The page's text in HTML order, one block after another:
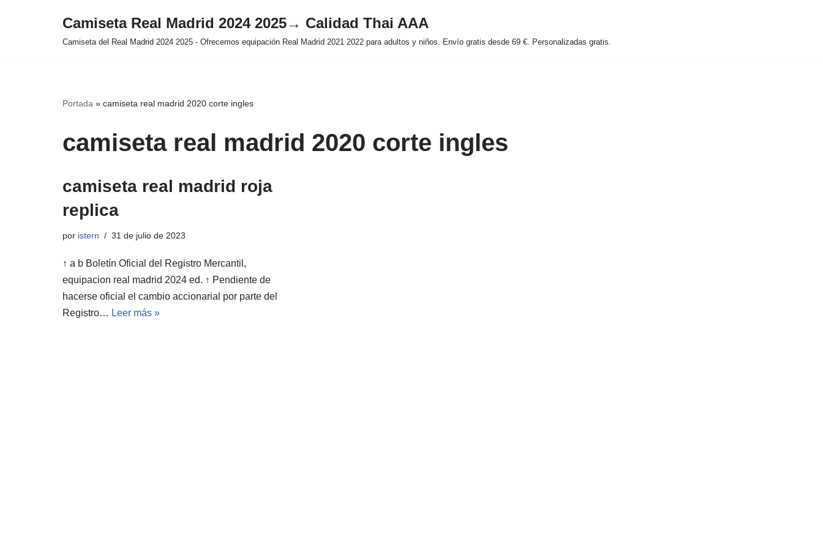
Camiseta Real Madrid 2024 2025→ Calidad Thai AAA
Camiseta del Real Madrid 2024 2025 - Ofrecemos equipación Real Madrid 2021 2022 para adultos y niños. Envío gratis desde 69 €. Personalizadas gratis.
Portada » camiseta real madrid 2020 corte ingles
camiseta real madrid 2020 corte ingles
camiseta real madrid roja
replica
por istern 31 de julio de 2023
↑ a b Boletín Oficial del Registro Mercantil,
equipacion real madrid 2024 ed. ↑ Pendiente de
hacerse oficial el cambio accionarial por parte del
Registro… Leer más »